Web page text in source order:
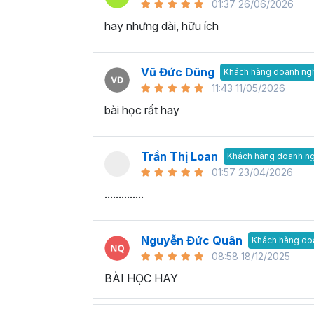
01:37 26/06/2026
hay nhưng dài, hữu ích
Vũ Đức Dũng Khách hàng doanh
11:43 11/05/2026
bài học rất hay
Trần Thị Loan Khách hàng doanh
01:57 23/04/2026
..............
Nguyễn Đức Quân Khách hàng
08:58 18/12/2025
BÀI HỌC HAY